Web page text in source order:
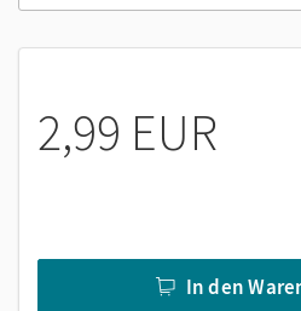
2,99 EUR
In den